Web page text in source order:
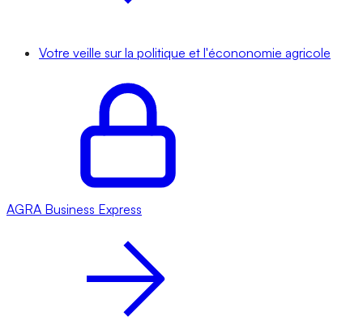
Votre veille sur la politique et l'écononomie agricole
AGRA Business Express